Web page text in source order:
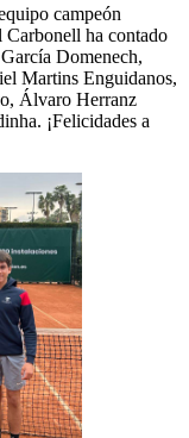
campeón
ha contado
Domenech,
Martins Enguidanos,
Álvaro Herranz
¡Felicidades a